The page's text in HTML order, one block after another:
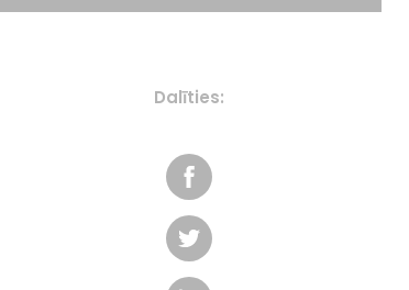
Dalīties: